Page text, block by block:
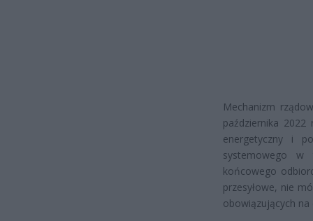
Mechanizm
października
energetyczny i
systemowego w
końcowego
przesyłowe, nie
obowiązujących